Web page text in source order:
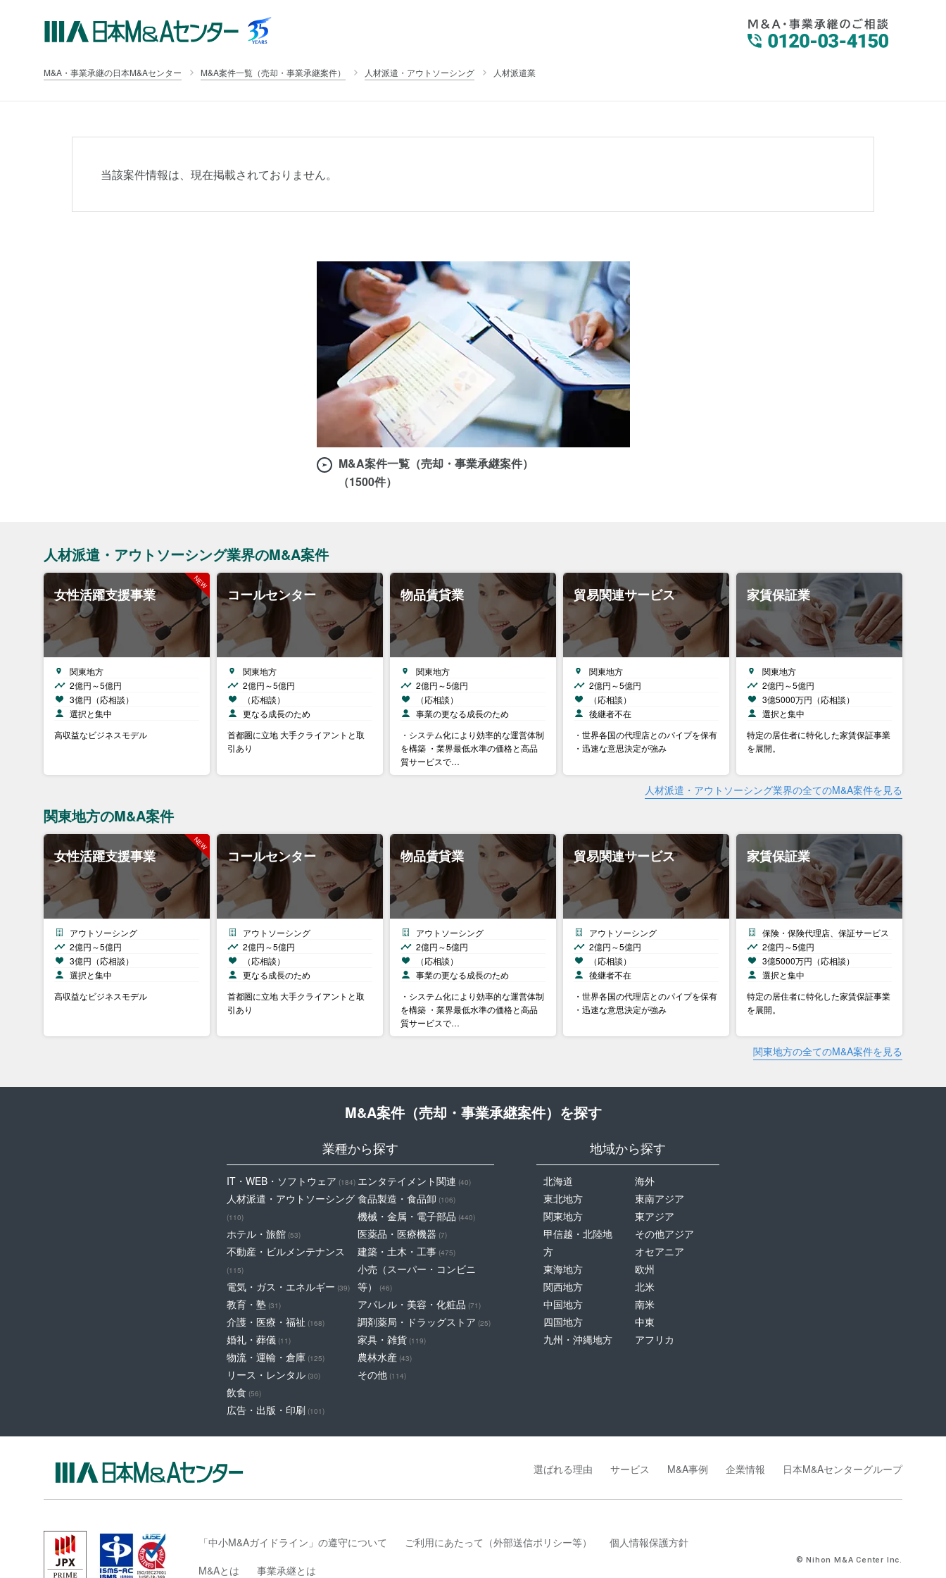
M&A・事業承継の日本M&Aセンター M&A案件一覧（売却・事業承継案件） 人材派遣・アウトソーシング 人材派遣業
当該案件情報は、現在掲載されておりません。
M&A案件一覧（売却・事業承継案件）
（1500件）
人材派遣・アウトソーシング業界のM&A案件
女性活躍支援事業
関東地方
2億円～5億円
3億円（応相談）
選択と集中
高収益なビジネスモデル
コールセンター
関東地方
2億円～5億円
（応相談）
更なる成長のため
首都圏に立地 大手クライアントと取
引あり
物品賃貸業
関東地方
2億円～5億円
（応相談）
事業の更なる成長のため
・システム化により効率的な運営体制
を構築 ・業界最低水準の価格と高品
質サービスで…
貿易関連サービス
関東地方
2億円～5億円
（応相談）
後継者不在
・世界各国の代理店とのパイプを保有
・迅速な意思決定が強み
家賃保証業
関東地方
2億円～5億円
3億5000万円（応相談）
選択と集中
特定の居住者に特化した家賃保証事業
を展開。
人材派遣・アウトソーシング業界の全てのM&A案件を見る
関東地方のM&A案件
女性活躍支援事業
アウトソーシング
2億円～5億円
3億円（応相談）
選択と集中
高収益なビジネスモデル
コールセンター
アウトソーシング
2億円～5億円
（応相談）
更なる成長のため
首都圏に立地 大手クライアントと取
引あり
物品賃貸業
アウトソーシング
2億円～5億円
（応相談）
事業の更なる成長のため
・システム化により効率的な運営体制
を構築 ・業界最低水準の価格と高品
質サービスで…
貿易関連サービス
アウトソーシング
2億円～5億円
（応相談）
後継者不在
・世界各国の代理店とのパイプを保有
・迅速な意思決定が強み
家賃保証業
保険・保険代理店、保証サービス
2億円～5億円
3億5000万円（応相談）
選択と集中
特定の居住者に特化した家賃保証事業
を展開。
関東地方の全てのM&A案件を見る
M&A案件（売却・事業承継案件）を探す
業種から探す
IT・WEB・ソフトウェア (184)
人材派遣・アウトソーシング
(110)
ホテル・旅館 (53)
不動産・ビルメンテナンス
(115)
電気・ガス・エネルギー (39)
教育・塾 (31)
介護・医療・福祉 (168)
婚礼・葬儀 (11)
物流・運輸・倉庫 (125)
リース・レンタル (30)
飲食 (56)
広告・出版・印刷 (101)
エンタテイメント関連 (40)
食品製造・食品卸 (106)
機械・金属・電子部品 (440)
医薬品・医療機器 (7)
建築・土木・工事 (475)
小売（スーパー・コンビニ
等）
(46)
アパレル・美容・化粧品 (71)
調剤薬局・ドラッグストア (25)
家具・雑貨 (119)
農林水産 (43)
その他 (114)
地域から探す
北海道
東北地方
関東地方
甲信越・北陸地
方
東海地方
関西地方
中国地方
四国地方
九州・沖縄地方
海外
東南アジア
東アジア
その他アジア
オセアニア
欧州
北米
南米
中東
アフリカ
選ばれる理由 サービス M&A事例 企業情報 日本M&Aセンターグループ
「中小M&Aガイドライン」の遵守について ご利用にあたって（外部送信ポリシー等）
個人情報保護方針
M&Aとは
事業承継とは
© Nihon M&A Center Inc.